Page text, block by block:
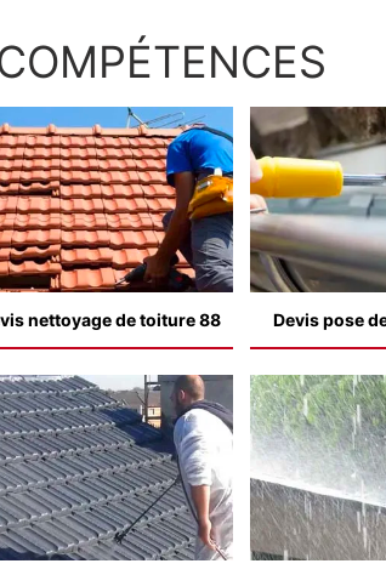
nettoyage de toiture 88 Devis pose